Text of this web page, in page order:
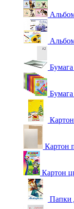
Картон
Картон
Папки